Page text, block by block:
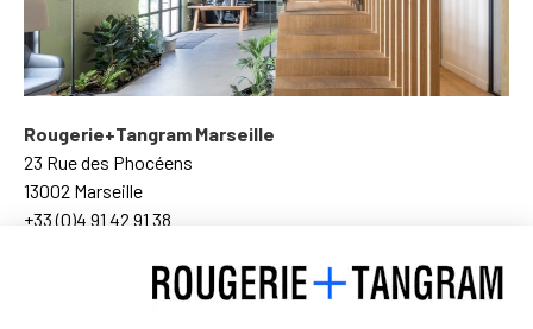
Rougerie+Tangram Marseille
23 Rue des Phocéens
13002 Marseille
+33 (0)4 91 42 91 38